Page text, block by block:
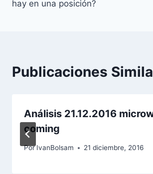
entradas
hay en una posición?
Publicaciones
Análisis 21.12.2016
coming
Por IvanBolsam 21 diciembre, 2016